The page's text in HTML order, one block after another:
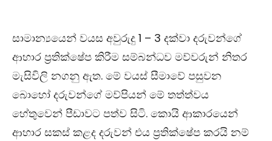
සාමාන්‍යයෙන් වයස අවුරුදු 1 – 3 දක්වා දරුවන්ගේ
ආහාර ප‍්‍රතික්ෂේප කිරීම සම්බන්ධව මව්වරුන් නිතර
මැසිවිලි නගනු ඇත. මේ වයස් සීමාවේ පසුවන
බොහෝ දරුවන්ගේ මව්පියන් මේ තත්ත්වය
හේතුවෙන් පීඩාවට පත්ව සිටි. කොයි ආකාරයෙන්
ආහාර සකස් කළද දරුවන් එය ප‍්‍රතික්ෂේප කරයි නම්